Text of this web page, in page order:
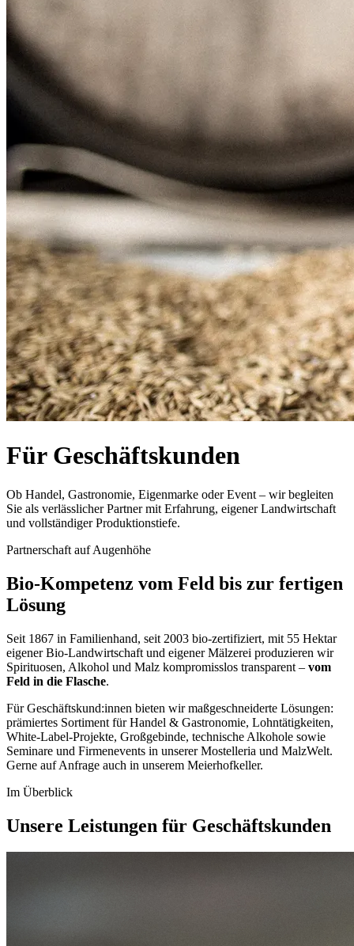
Für Geschäftskunden
Ob Handel, Gastronomie, Eigenmarke oder Event – wir begleiten
Sie als verlässlicher Partner mit Erfahrung, eigener Landwirtschaft
und vollständiger Produktionstiefe.
Partnerschaft auf Augenhöhe
Bio-Kompetenz vom Feld bis zur fertigen
Lösung
Seit 1867 in Familienhand, seit 2003 bio-zertifiziert, mit 55 Hektar
eigener Bio-Landwirtschaft und eigener Mälzerei produzieren wir
Spirituosen, Alkohol und Malz kompromisslos transparent – vom
Feld in die Flasche.
Für Geschäftskund:innen bieten wir maßgeschneiderte Lösungen:
prämiertes Sortiment für Handel & Gastronomie, Lohntätigkeiten,
White-Label-Projekte, Großgebinde, technische Alkohole sowie
Seminare und Firmenevents in unserer Mostelleria und MalzWelt.
Gerne auf Anfrage auch in unserem Meierhofkeller.
Im Überblick
Unsere Leistungen für Geschäftskunden